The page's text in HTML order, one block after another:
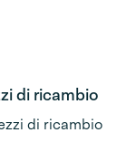
di ricambio
di ricambio